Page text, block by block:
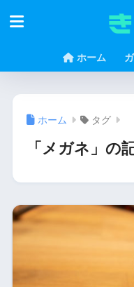
ホーム
ホーム タグ
「メガネ」の